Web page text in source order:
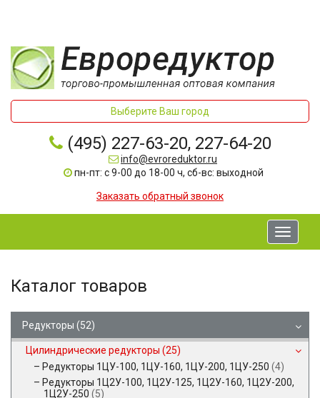
Выберите Ваш город
(495) 227-63-20, 227-64-20
info@evroreduktor.ru
пн-пт: с 9-00 до 18-00 ч, сб-вс: выходной
Заказать обратный звонок
Toggle
Каталог товаров
Редукторы (52)
Цилиндрические редукторы (25)
Редукторы 1ЦУ-100, 1ЦУ-160, 1ЦУ-200, 1ЦУ-250 (4)
Редукторы 1Ц2У-100, 1Ц2У-125, 1Ц2У-160, 1Ц2У-200,
1Ц2У-250 (5)